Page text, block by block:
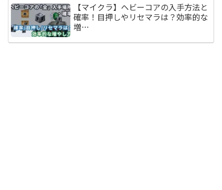
【マイクラ】ヘビーコアの入手方法と
確率！目押しやリセマラは？効率的な
増…